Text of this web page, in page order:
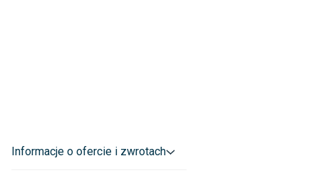
Informacje o ofercie i zwrotach